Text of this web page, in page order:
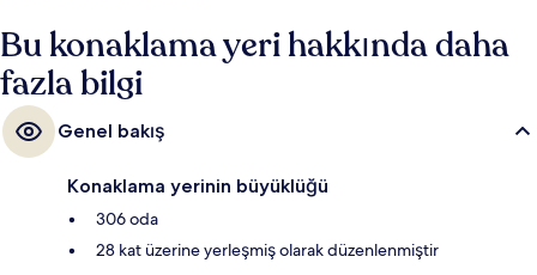
Bu konaklama yeri hakkında daha
fazla bilgi
Genel bakış
Konaklama yerinin büyüklüğü
306 oda
28 kat üzerine yerleşmiş olarak düzenlenmiştir